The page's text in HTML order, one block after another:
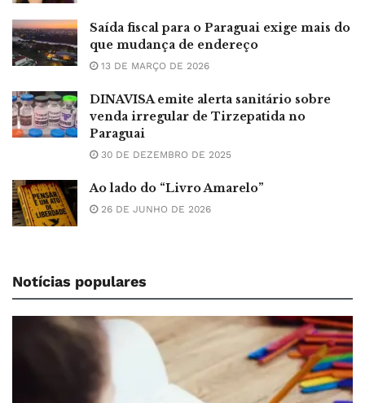
Saída fiscal para o Paraguai exige mais do
que mudança de endereço
13 DE MARÇO DE 2026
DINAVISA emite alerta sanitário sobre
venda irregular de Tirzepatida no
Paraguai
30 DE DEZEMBRO DE 2025
Ao lado do “Livro Amarelo”
26 DE JUNHO DE 2026
Notícias populares